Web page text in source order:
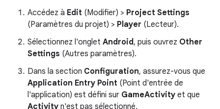
Accédez à Edit (Modifier) > Project Settings
(Paramètres du projet) > Player (Lecteur).
Sélectionnez l'onglet Android, puis ouvrez Other
Settings (Autres paramètres).
Dans la section Configuration, assurez-vous que
Application Entry Point (Point d'entrée de
l'application) est défini sur GameActivity et que
Activity n'est pas sélectionné.